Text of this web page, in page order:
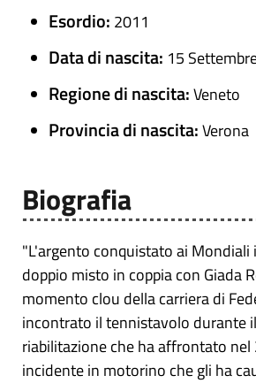
Esordio: 2011
Data di nascita: 15
Regione di nascita:Veneto
Provincia di nascita:Verona
Biografia
"L'argento conquistato ai Mondiali
doppio misto in coppia con Giada
momento clou della carriera di
incontrato il tennistavolo durante
riabilitazione che ha affrontato
incidente in motorino che gli ha